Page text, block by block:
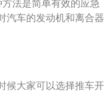
正极、再搭接负极，
法是简单有效的应急
汽车的发动机和离合器
是手动挡还是自动挡
过短，发动机启动次数
候大家可以选择推车开